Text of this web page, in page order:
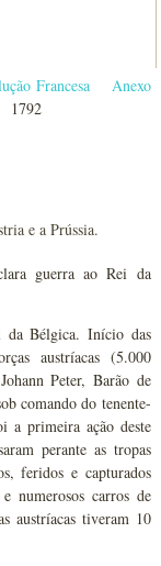
Francesa
Anexo
1792
e a Prússia.
guerra ao Rei da
da Bélgica. Início das
austríacas (5.000
Peter, Barão de
comando do tenente-
a primeira ação deste
perante as tropas
feridos e capturados
numerosos carros de
austríacas tiveram 10